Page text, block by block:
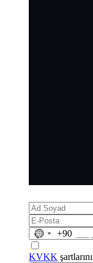
No
selected
+90
KVKK